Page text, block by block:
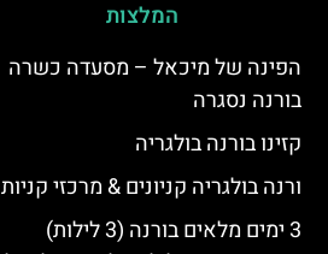
המלצות
הפינה של מיכאל – מסעדה כשרה
בורנה נסגרה
קזינו בורנה בולגריה
ורנה בולגריה קניונים & מרכזי קניות
3 ימים מלאים בורנה (3 לילות)